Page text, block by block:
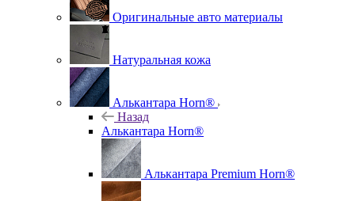
Оригинальные авто материалы
Натуральная кожа
Алькантара Horn®
Назад
Алькантара Horn®
Алькантара Premium Horn®